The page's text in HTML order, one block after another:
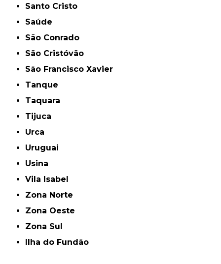
Santo Cristo
Saúde
São Conrado
São Cristóvão
São Francisco Xavier
Tanque
Taquara
Tijuca
Urca
Uruguai
Usina
Vila Isabel
Zona Norte
Zona Oeste
Zona Sul
ilha do Fundão